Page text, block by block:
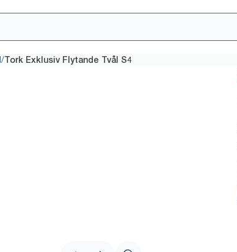
/Tork Exklusiv Flytande Tvål S4